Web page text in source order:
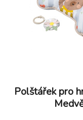
Polštářek pro